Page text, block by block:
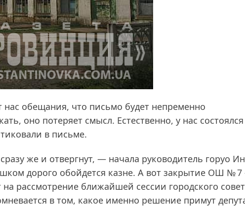
нас обещания, что письмо будет непременно
оно потеряет смысл. Естественно, у нас состоялся
в письме.
же и отвергнут, — начала руководитель горуо
дорого обойдется казне. А вот закрытие ОШ №
рассмотрение ближайшей сессии городского
в том, какое именно решение примут